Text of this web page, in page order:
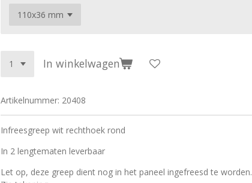
In winkelwagen
Artikelnummer: 20408
Infreesgreep wit rechthoek rond
In 2 lengtematen leverbaar
Let op, deze greep dient nog in het paneel ingefreesd te worden.